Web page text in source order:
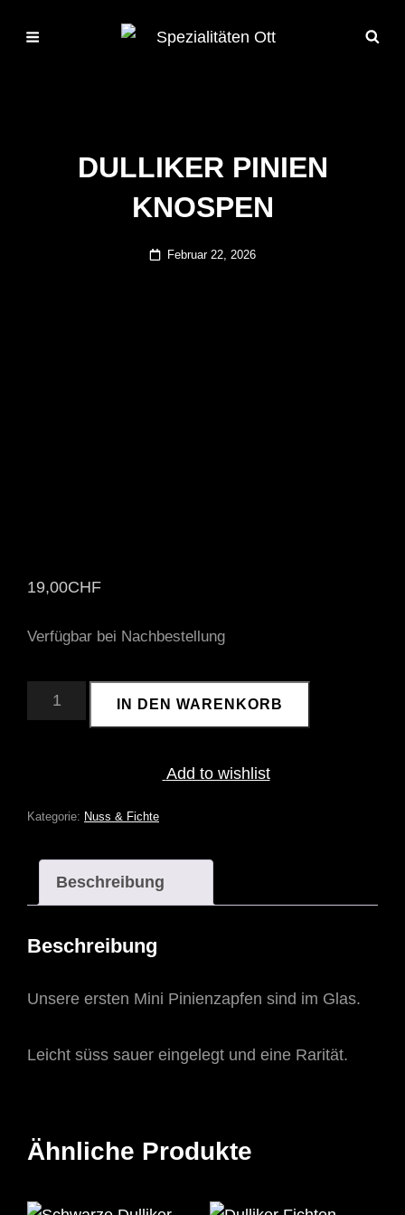
DULLIKER PINIEN
KNOSPEN
Posted
Februar 22, 2026
19,00CHF
Verfügbar bei Nachbestellung
PINIEN
IN DEN WARENKORB
Add to wishlist
Kategorie: Nuss & Fichte
Beschreibung
Beschreibung
Unsere ersten Mini Pinienzapfen sind im Glas.
Leicht süss sauer eingelegt und eine Rarität.
Ähnliche Produkte